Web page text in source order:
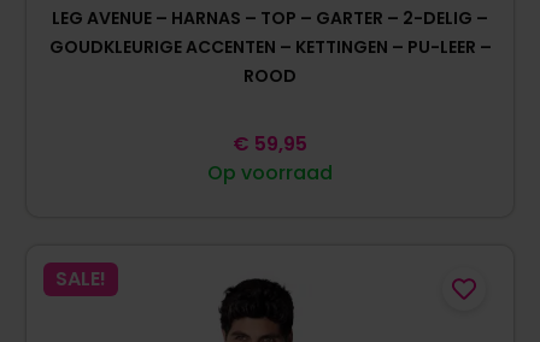
LEG AVENUE – HARNAS – TOP – GARTER – 2-DELIG –
GOUDKLEURIGE ACCENTEN – KETTINGEN – PU-LEER –
ROOD
Op voorraad
€ 59,95
SALE!